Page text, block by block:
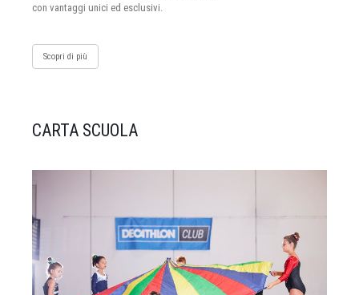
con vantaggi unici ed esclusivi.
Scopri di più
CARTA SCUOLA